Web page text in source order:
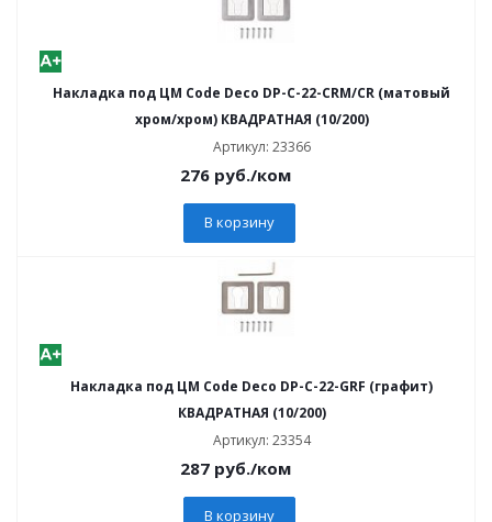
Накладка под ЦМ Code Deco DP-C-22-CRM/CR (матовый
хром/хром) КВАДРАТНАЯ (10/200)
Артикул: 23366
276руб./ком
В корзину
Накладка под ЦМ Code Deco DP-C-22-GRF (графит)
КВАДРАТНАЯ (10/200)
Артикул: 23354
287руб./ком
В корзину